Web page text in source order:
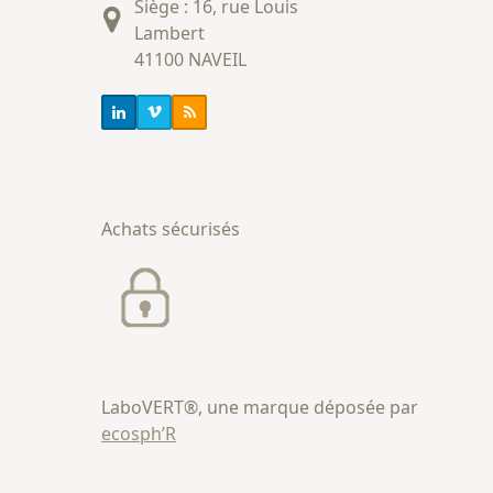
Siège : 16, rue Louis
Lambert
41100 NAVEIL
Achats sécurisés
LaboVERT®, une marque déposée par
ecosph’R